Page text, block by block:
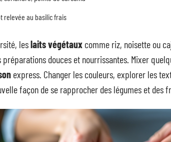
relevée au basilic frais
leslaits végétaux comme riz, noisette ou
préparations douces et nourrissantes. Mixer
express. Changer les couleurs, explorer les
façon de se rapprocher des légumes et des